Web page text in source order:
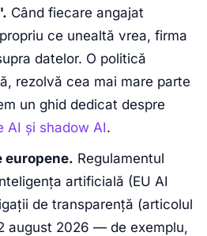
Când fiecare angajat
ce unealtă vrea, firma
datelor. O politică
rezolvă cea mai mare parte
un ghid dedicat despre
AI și shadow AI.
europene. Regulamentul
artificială (EU AI
de transparență (articolul
august 2026 — de exemplu,